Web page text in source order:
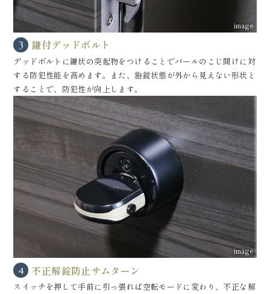
image
3 鎌付デッドボルト
デッドボルトに鎌状の突起物をつけることでバールのこじ開けに対
する防犯性能を高めます。また、施錠状態が外から見えない形状と
することで、防犯性が向上します。
image
4 不正解錠防止サムターン
スイッチを押して手前に引っ張れば空転モードに変わり、不正な解